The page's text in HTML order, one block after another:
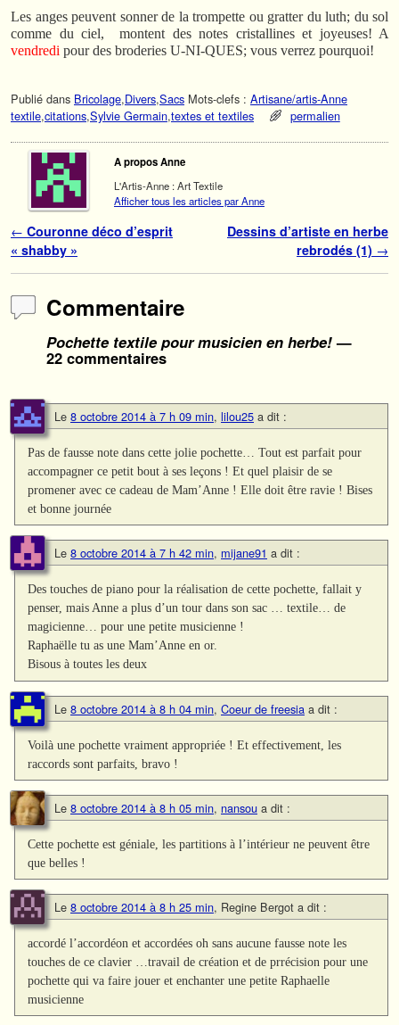
Les anges peuvent sonner de la trompette ou gratter du luth; du sol
comme du ciel, montent des notes cristallines et joyeuses! A
vendredi pour des broderies U-NI-QUES; vous verrez pourquoi!
Publié dans Bricolage,Divers,Sacs Mots-clefs : Artisane/artis-Anne
textile,citations,Sylvie Germain,textes et textiles permalien
A propos Anne
L'Artis-Anne : Art Textile
Afficher tous les articles par Anne
Navigation des articles
← Couronne déco d’esprit
« shabby »
Dessins d’artiste en herbe
rebrodés (1) →
Commentaire
Pochette textile pour musicien en herbe!—
22 commentaires
Le 8 octobre 2014 à 7 h 09 min, lilou25 a dit :
Pas de fausse note dans cette jolie pochette… Tout est parfait pour
accompagner ce petit bout à ses leçons ! Et quel plaisir de se
promener avec ce cadeau de Mam’Anne ! Elle doit être ravie ! Bises
et bonne journée
Le 8 octobre 2014 à 7 h 42 min, mijane91 a dit :
Des touches de piano pour la réalisation de cette pochette, fallait y
penser, mais Anne a plus d’un tour dans son sac … textile… de
magicienne… pour une petite musicienne !
Raphaëlle tu as une Mam’Anne en or.
Bisous à toutes les deux
Le 8 octobre 2014 à 8 h 04 min, Coeur de freesia a dit :
Voilà une pochette vraiment appropriée ! Et effectivement, les
raccords sont parfaits, bravo !
Le 8 octobre 2014 à 8 h 05 min, nansou a dit :
Cette pochette est géniale, les partitions à l’intérieur ne peuvent être
que belles !
Le 8 octobre 2014 à 8 h 25 min, Regine Bergot a dit :
accordé l’accordéon et accordées oh sans aucune fausse note les
touches de ce clavier …travail de création et de prrécision pour une
pochette qui va faire jouer et enchanter une petite Raphaelle
musicienne